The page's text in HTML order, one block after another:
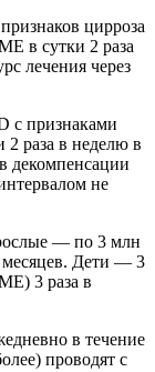
цирроза
в сутки 2 раза
лечения через
с признаками
2 раза в неделю в
декомпенсации
не
— по 3 млн
месяцев. Дети — 3
3 раза в
в течение
проводят с